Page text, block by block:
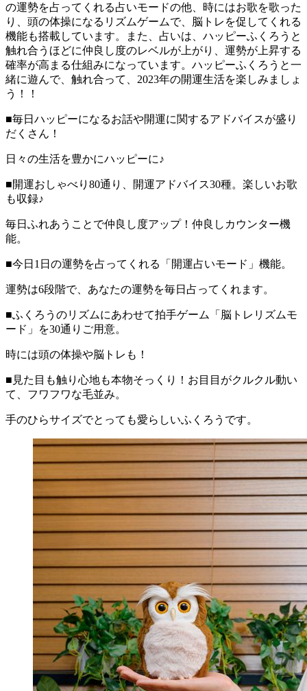
の運勢を占ってくれる占いモードの他、時にはお歌を歌った
り、頭の体操になるリズムゲームで、脳トレを促してくれる
機能も搭載しています。また、占いは、ハッピーふくろうと
触れ合うほどに仲良し度のレベルが上がり、運勢が上昇する
確率が高まる仕組みになっています。ハッピーふくろうと一
緒に遊んで、触れ合って、2023年の開運生活を楽しみましょ
う！！
■毎日ハッピーになるお話や開運に関するアドバイスが盛り
だくさん！
日々の生活を豊かにハッピーに♪
■開運おしゃべり80通り、開運アドバイス30種。楽しいお歌
も収録♪
毎日ふれあうことで仲良し度アップ！仲良しカウンター機
能。
■今日1日の運勢を占ってくれる「開運占いモード」機能。
運勢は6段階で、あなたの運勢を毎日占ってくれます。
■ふくろうのリズムにあわせて拍手ゲーム「脳トレリズムモ
ード」を30通りご用意。
時には頭の体操や脳トレも！
■見た目も触り心地も本物そっくり！お目目がクルクル動い
て、フワフワな毛並み。
手のひらサイズでとっても愛らしいふくろうです。